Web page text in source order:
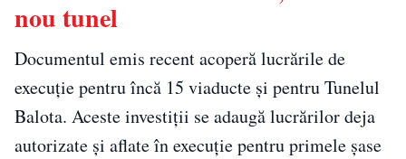
nou tunel
Documentul emis recent acoperă lucrările de
execuție pentru încă 15 viaducte și pentru Tunelul
Balota. Aceste investiții se adaugă lucrărilor deja
autorizate și aflate în execuție pentru primele șase